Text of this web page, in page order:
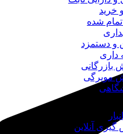
خرید
شده
دستمزد
مویرگی
آنلاین